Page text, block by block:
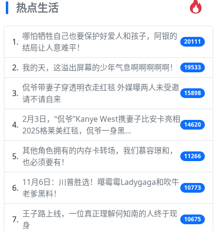
热点生活
哪怕牺牲自己也要保护好爱人和孩子，阿银的
结局让人意难平！
20111
我的天，这溢出屏幕的少年气息啊啊啊啊啊！ 19533
侃爷带妻子穿透明衣走红毯 外媒曝两人未受邀
请不请自来
15898
2月3日，“侃爷”Kanye West携妻子比安卡亮相
2025格莱美红毯，侃爷一身黑…
14620
其他角色拥有的内存卡转场，我们慕容璟和，
也必须要有！
11266
11月6日：川普胜选！曝霉霉Ladygaga和吹牛
老爹黑料！
10773
王子路上线，一位真正理解何知南的人终于现
身
10675